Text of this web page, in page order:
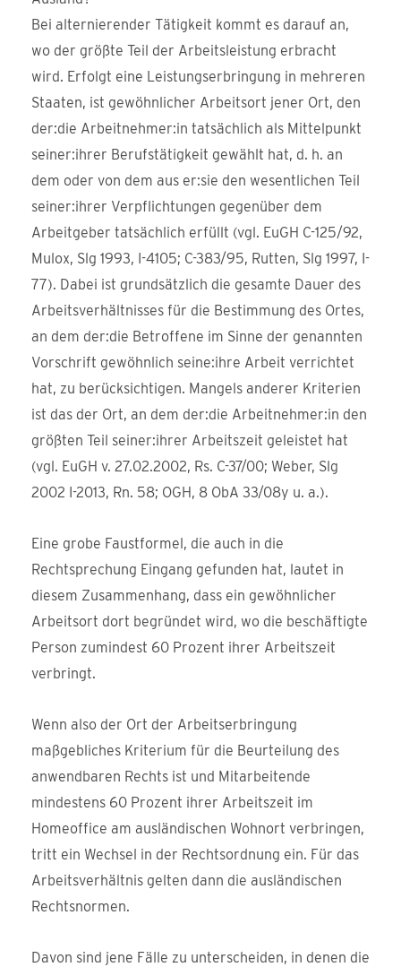
Bei alternierender Tätigkeit kommt es darauf an,
wo der größte Teil der Arbeitsleistung erbracht
wird. Erfolgt eine Leistungserbringung in mehreren
Staaten, ist gewöhnlicher Arbeitsort jener Ort, den
der:die Arbeitnehmer:in tatsächlich als Mittelpunkt
seiner:ihrer Berufstätigkeit gewählt hat, d. h. an
dem oder von dem aus er:sie den wesentlichen Teil
seiner:ihrer Verpflichtungen gegenüber dem
Arbeitgeber tatsächlich erfüllt (vgl. EuGH C-125/92,
Mulox, Slg 1993, I-4105; C-383/95, Rutten, Slg 1997, I-
77). Dabei ist grundsätzlich die gesamte Dauer des
Arbeitsverhältnisses für die Bestimmung des Ortes,
an dem der:die Betroffene im Sinne der genannten
Vorschrift gewöhnlich seine:ihre Arbeit verrichtet
hat, zu berücksichtigen. Mangels anderer Kriterien
ist das der Ort, an dem der:die Arbeitnehmer:in den
größten Teil seiner:ihrer Arbeitszeit geleistet hat
(vgl. EuGH v. 27.02.2002, Rs. C-37/00; Weber, Slg
2002 I-2013, Rn. 58; OGH, 8 ObA 33/08y u. a.).
Eine grobe Faustformel, die auch in die
Rechtsprechung Eingang gefunden hat, lautet in
diesem Zusammenhang, dass ein gewöhnlicher
Arbeitsort dort begründet wird, wo die beschäftigte
Person zumindest 60 Prozent ihrer Arbeitszeit
verbringt.
Wenn also der Ort der Arbeitserbringung
maßgebliches Kriterium für die Beurteilung des
anwendbaren Rechts ist und Mitarbeitende
mindestens 60 Prozent ihrer Arbeitszeit im
Homeoffice am ausländischen Wohnort verbringen,
tritt ein Wechsel in der Rechtsordnung ein. Für das
Arbeitsverhältnis gelten dann die ausländischen
Rechtsnormen.
Davon sind jene Fälle zu unterscheiden, in denen die